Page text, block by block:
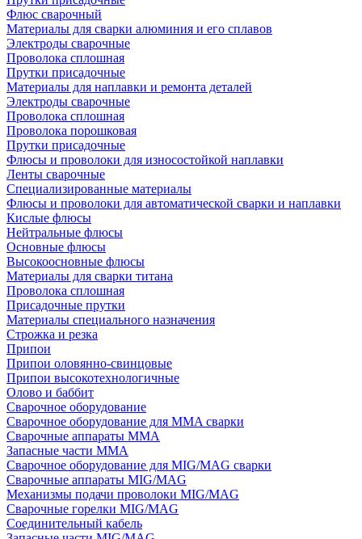
Флюс сварочный
Материалы для сварки алюминия и его сплавов
Электроды сварочные
Проволока сплошная
Прутки присадочные
Материалы для наплавки и ремонта деталей
Электроды сварочные
Проволока сплошная
Проволока порошковая
Прутки присадочные
Флюсы и проволоки для износостойкой наплавки
Ленты сварочные
Специализированные материалы
Флюсы и проволоки для автоматической сварки и наплавки
Кислые флюсы
Нейтральные флюсы
Основные флюсы
Высокоосновные флюсы
Материалы для сварки титана
Проволока сплошная
Присадочные прутки
Материалы специального назначения
Строжка и резка
Припои
Припои оловянно-свинцовые
Припои высокотехнологичные
Олово и баббит
Сварочное оборудование
Сварочное оборудование для MMA сварки
Сварочные аппараты MMA
Запасные части MMA
Сварочное оборудование для MIG/MAG сварки
Сварочные аппараты MIG/MAG
Механизмы подачи проволоки MIG/MAG
Сварочные горелки MIG/MAG
Соединительный кабель